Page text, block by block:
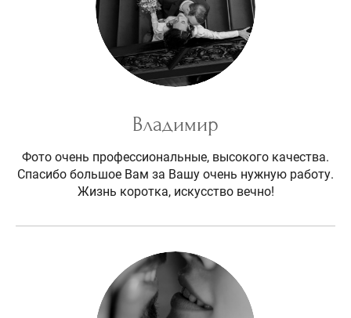
Владимир
Фото очень профессиональные, высокого качества.
Спасибо большое Вам за Вашу очень нужную работу.
Жизнь коротка, искусство вечно!